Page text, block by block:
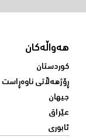
هەواڵەکان
کوردستان
ڕۆژهەڵاتی ناوەڕاست
جیهان
عێراق
ئابوری